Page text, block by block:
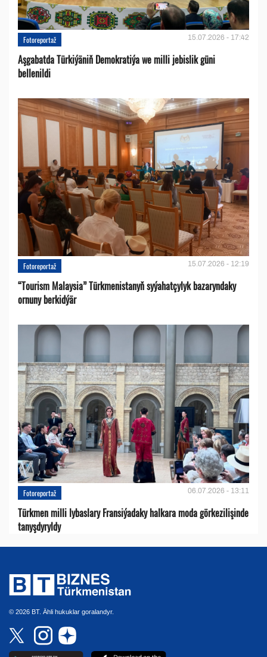
Fotoreportaž 15.07.2026 - 17:42
Aşgabatda Türkiýäniň Demokratiýa we milli jebislik güni
bellenildi
Fotoreportaž 15.07.2026 - 12:19
“Tourism Malaysia” Türkmenistanyň syýahatçylyk bazaryndaky
ornuny berkidýär
Fotoreportaž 06.07.2026 - 13:11
Türkmen milli lybaslary Fransiýadaky halkara moda görkezilişinde
tanyşdyryldy
© 2026 BT. Ähli hukuklar goralandyr.